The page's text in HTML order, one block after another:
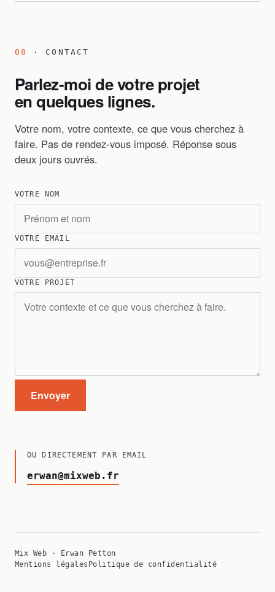
08 · CONTACT
Parlez-moi de votre projet
en quelques lignes.
Votre nom, votre contexte, ce que vous cherchez à
faire. Pas de rendez-vous imposé. Réponse sous
deux jours ouvrés.
VOTRE NOM
VOTRE EMAIL
VOTRE PROJET
Envoyer
OU DIRECTEMENT PAR EMAIL
erwan@mixweb.fr
Mix Web · Erwan Petton
Mentions légales Politique de confidentialité